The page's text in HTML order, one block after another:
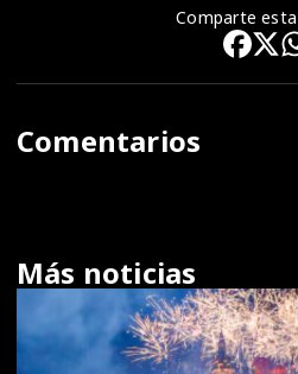
Comparte
Comentarios
Más noticias